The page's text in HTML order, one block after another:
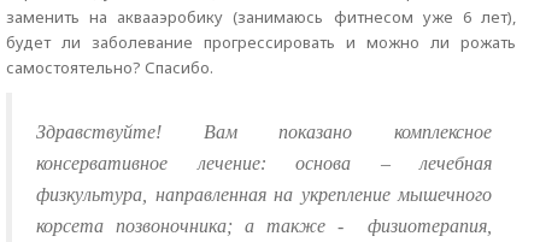
заменить на аквааэробику (занимаюсь фитнесом уже 6 лет),
будет ли заболевание прогрессировать и можно ли рожать
самостоятельно? Спасибо.
Здравствуйте! Вам показано комплексное
консервативное лечение: основа – лечебная
физкультура, направленная на укрепление мышечного
корсета позвоночника; а также -
физиотерапия,